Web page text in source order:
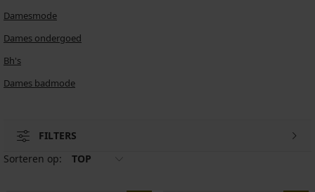
Damesmode
Dames ondergoed
Bh's
Dames badmode
FILTERS
Sorteren op:
TOP